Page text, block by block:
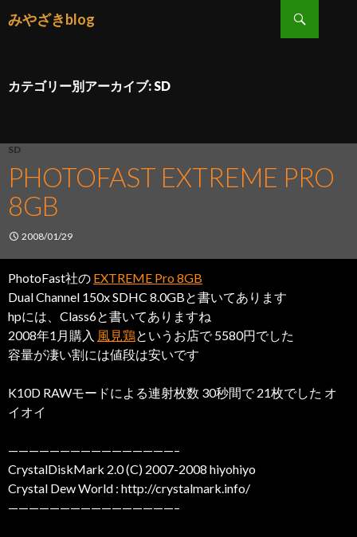
みやざきblog
カテゴリー別アーカイブ: SD
SD
PHOTOFAST EXTREME PRO
8GB
2008/01/29
PhotoFast社の EXTREME Pro 8GB
Dual Channel 150x SDHC 8.0GBと書いてあります
hpには、Class6と書いてありますね
2008年1月購入 風見鶏というお店で 5580円でした
容量が凄い割には値段は安いです
K10D RAWモードによる連射枚数 30秒間で 21枚でした オ
イオイ
————————————————–
CrystalDiskMark 2.0 (C) 2007-2008 hiyohiyo
Crystal Dew World : http://crystalmark.info/
————————————————–